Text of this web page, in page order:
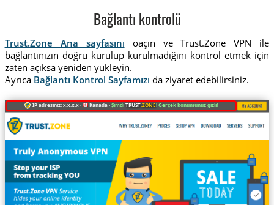
Bağlantı kontrolü
Trust.Zone Ana sayfasını oaçın ve Trust.Zone VPN ile
bağlantınızın doğru kurulup kurulmadığını kontrol etmek için
zaten açıksa yeniden yükleyin.
Ayrıca Bağlantı Kontrol Sayfamızı da ziyaret edebilirsiniz.
IP adresiniz: x.x.x.x · Kanada ·ŞimdiTRUST.ZONE! Gerçek konumunuz gizli!